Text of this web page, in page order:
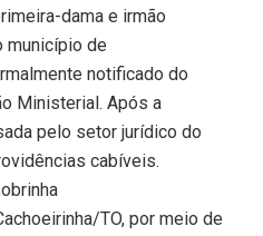
dama e irmão
município de
notificado do
Ministerial. Após a
pelo setor jurídico do
cabíveis.
TO, por meio de